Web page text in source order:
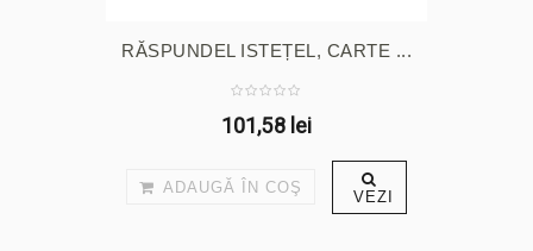
RĂSPUNDEL ISTEȚEL, CARTE ...
101,58 lei
ADAUGĂ ÎN COŞ VEZI